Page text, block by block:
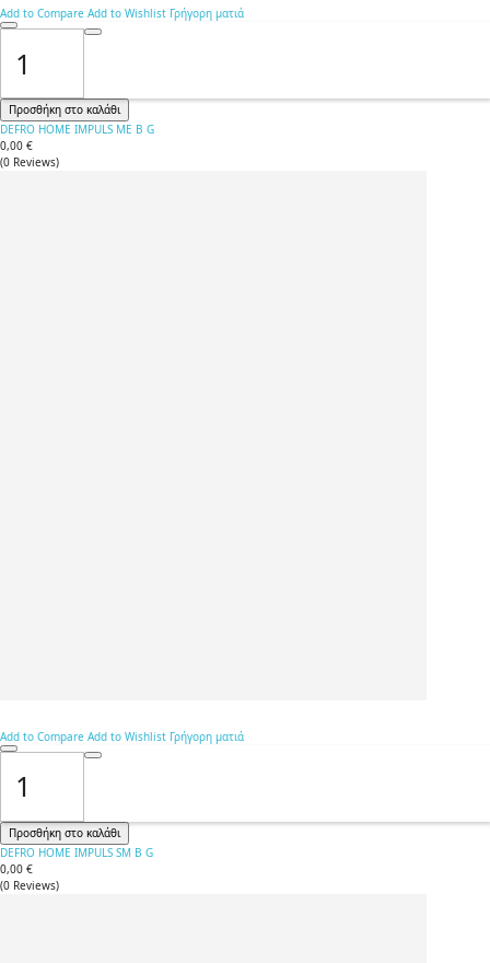
Add to Compare Add to Wishlist Γρήγορη ματιά
Προσθήκη στο καλάθι
DEFRO HOME IMPULS ME B G
0,00 €
(0 Reviews)
Add to Compare Add to Wishlist Γρήγορη ματιά
Προσθήκη στο καλάθι
DEFRO HOME IMPULS SM B G
0,00 €
(0 Reviews)